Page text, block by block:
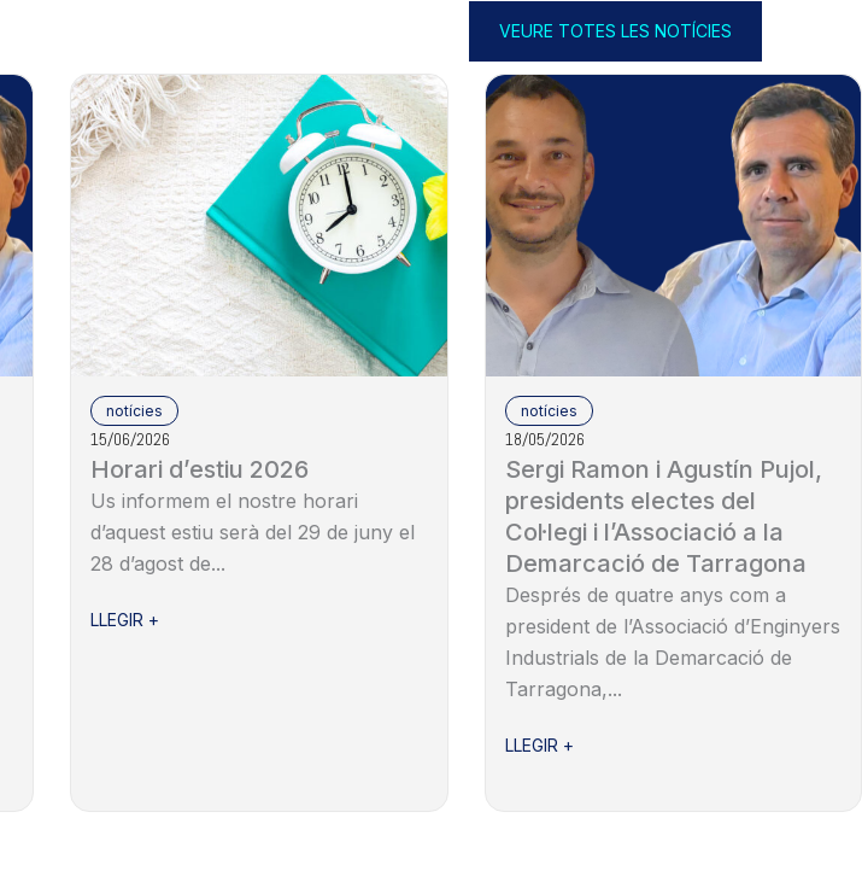
VEURE TOTES LES NOTÍCIES
notícies
15/06/2026
Horari d’estiu 2026
Us informem el nostre horari
d’aquest estiu serà del 29 de juny el
28 d’agost de...
LLEGIR +
notícies
18/05/2026
Sergi Ramon i Agustín Pujol,
presidents electes del
Col·legi i l’Associació a la
Demarcació de Tarragona
Després de quatre anys com a
president de l’Associació d’Enginyers
Industrials de la Demarcació de
Tarragona,...
LLEGIR +